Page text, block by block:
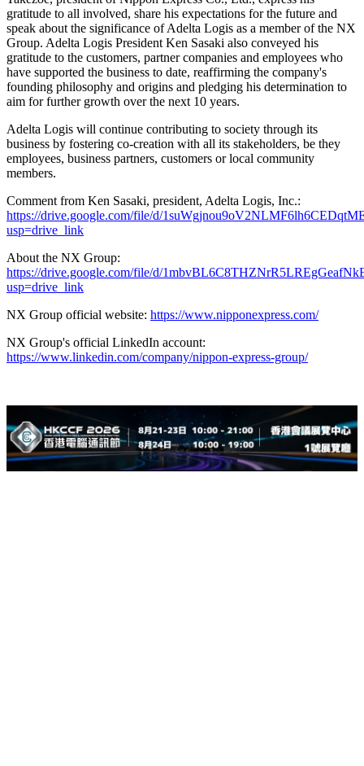
gratitude to all involved, share his expectations for the future and
speak about the significance of Adelta Logis as a member of the NX
Group. Adelta Logis President Ken Sasaki also conveyed his
gratitude to the customers, partner companies and employees who
have supported the business to date, reaffirming the company's
founding philosophy and origins and pledging his determination to
aim for further growth over the next 10 years.
Adelta Logis will continue contributing to society through its
business by fostering co-creation with all its stakeholders, be they
employees, business partners, customers or local community
members.
Comment from Ken Sasaki, president, Adelta Logis, Inc.:
https://drive.google.com/file/d/
usp=drive_link
About the NX Group:
https://drive.google.com/file/d/
usp=drive_link
NX Group official website: https://www.nipponexpress.com/
NX Group's official LinkedIn account:
https://www.linkedin.com/company/nippon-express-group/